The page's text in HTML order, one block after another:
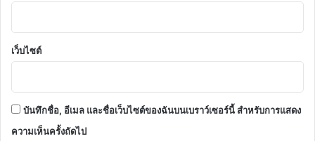
เว็บไซต์
บันทึกชื่อ, อีเมล และชื่อเว็บไซต์ของฉันบนเบราว์เซอร์นี้ สำหรับการแสดง
ความเห็นครั้งถัดไป